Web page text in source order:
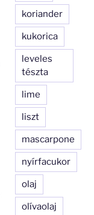
koriander
kukorica
leveles
tészta
lime
liszt
mascarpone
nyírfacukor
olaj
olívaolaj